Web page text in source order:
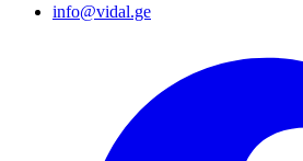
info@vidal.ge